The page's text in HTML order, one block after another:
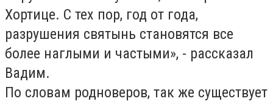
Хортице. С тех пор, год от года,
разрушения святынь становятся все
более наглыми и частыми», - рассказал
Вадим.
По словам родноверов, так же существует